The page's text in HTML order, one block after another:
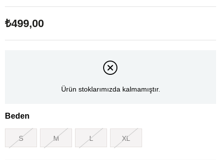
₺499,00
Ürün stoklarımızda kalmamıştır.
Beden
S M L XL